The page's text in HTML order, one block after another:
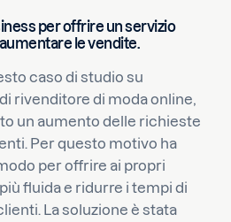
per offrire un servizio
le vendite.
caso di studio su
rivenditore di moda online,
un aumento delle richieste
Per questo motivo ha
per offrire ai propri
fluida e ridurre i tempi di
La soluzione è stata